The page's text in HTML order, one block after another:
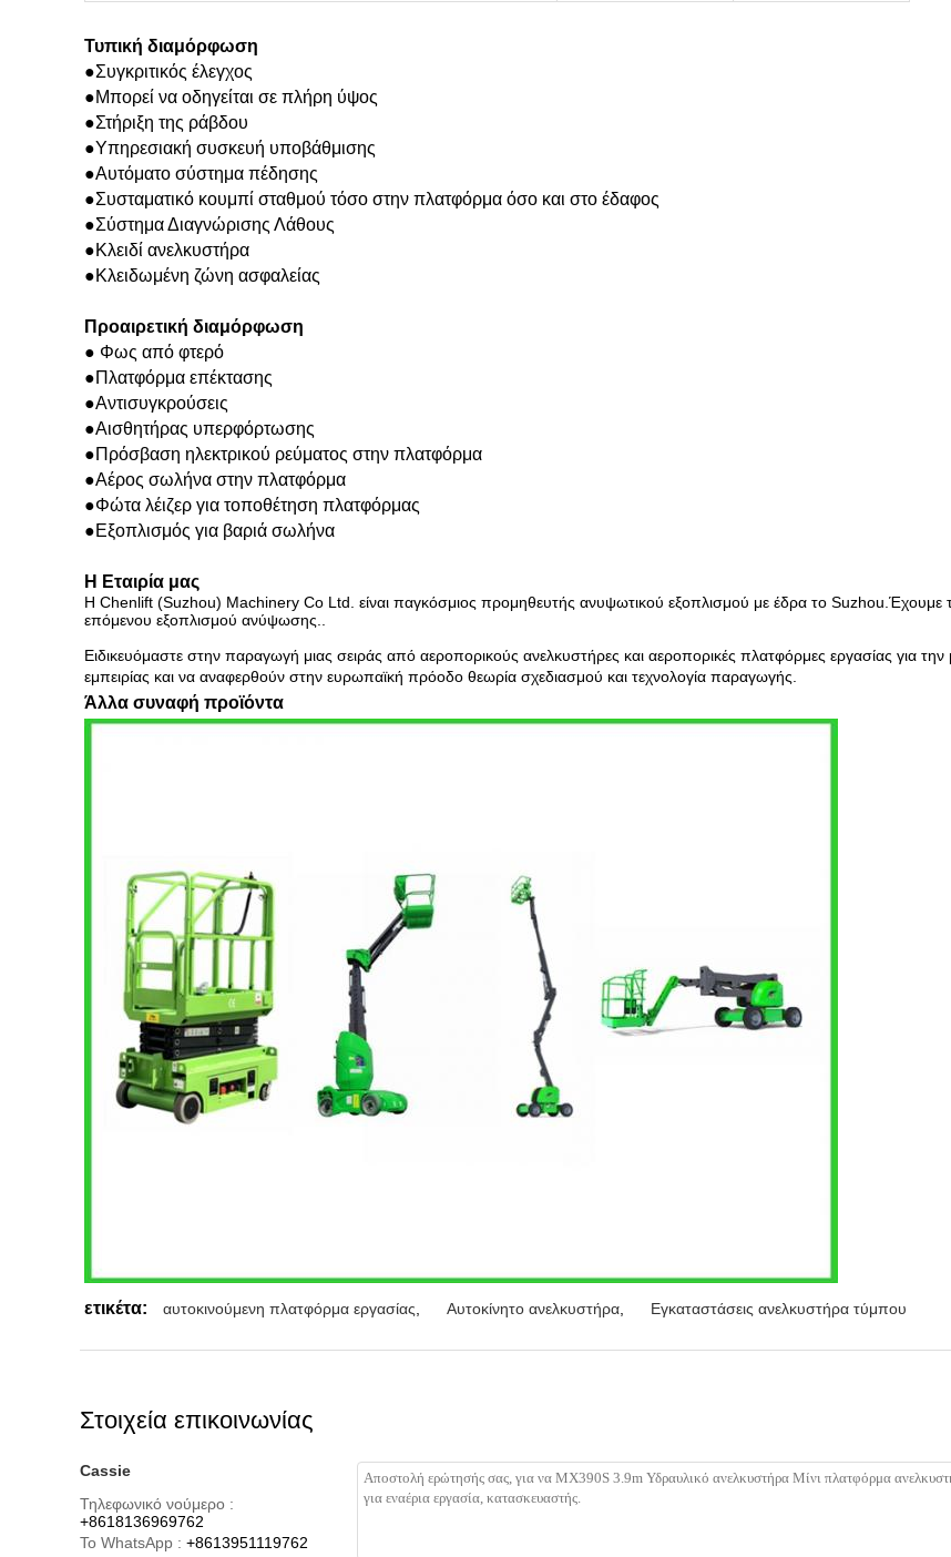
Τυπική διαμόρφωση
●Συγκριτικός έλεγχος
●Μπορεί να οδηγείται σε πλήρη ύψος
●Στήριξη της ράβδου
●Υπηρεσιακή συσκευή υποβάθμισης
●Αυτόματο σύστημα πέδησης
●Συσταματικό κουμπί σταθμού τόσο στην πλατφόρμα όσο και στο έδαφος
●Σύστημα Διαγνώρισης Λάθους
●Κλειδί ανελκυστήρα
●Κλειδωμένη ζώνη ασφαλείας
Προαιρετική διαμόρφωση
● Φως από φτερό
●Πλατφόρμα επέκτασης
●Αντισυγκρούσεις
●Αισθητήρας υπερφόρτωσης
●Πρόσβαση ηλεκτρικού ρεύματος στην πλατφόρμα
●Αέρος σωλήνα στην πλατφόρμα
●Φώτα λέιζερ για τοποθέτηση πλατφόρμας
●Εξοπλισμός για βαριά σωλήνα
Η Εταιρία μας
Η Chenlift (Suzhou) Machinery Co Ltd. είναι παγκόσμιος προμηθευτής ανυψωτικού εξοπλισμού με έδρα το Suzhou.Έχουμε
επόμενου εξοπλισμού ανύψωσης..
Ειδικευόμαστε στην παραγωγή μιας σειράς από αεροπορικούς ανελκυστήρες και αεροπορικές πλατφόρμες εργασίας για
εμπειρίας και να αναφερθούν στην ευρωπαϊκή πρόοδο θεωρία σχεδιασμού και τεχνολογία παραγωγής.
Άλλα συναφή προϊόντα
ετικέτα: αυτοκινούμενη πλατφόρμα εργασίας Αυτοκίνητο ανελκυστήρα Εγκαταστάσεις ανελκυστήρα τύμπου
Στοιχεία επικοινωνίας
Cassie
Τηλεφωνικό νούμερο :
+8618136969762
Το WhatsApp : +8613951119762